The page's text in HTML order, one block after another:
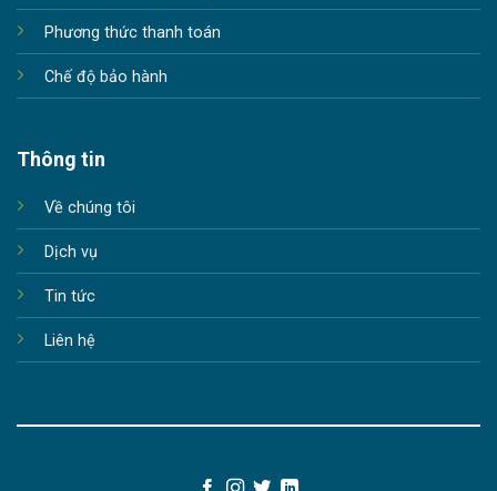
Phương thức thanh toán
Chế độ bảo hành
Thông tin
Về chúng tôi
Dịch vụ
Tin tức
Liên hệ